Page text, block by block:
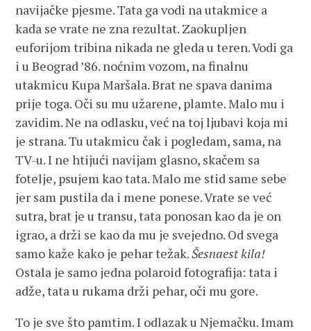
navijačke pjesme. Tata ga vodi na utakmice a
kada se vrate ne zna rezultat. Zaokupljen
euforijom tribina nikada ne gleda u teren. Vodi ga
i u Beograd ’86. noćnim vozom, na finalnu
utakmicu Kupa Maršala. Brat ne spava danima
prije toga. Oči su mu užarene, plamte. Malo mu i
zavidim. Ne na odlasku, već na toj ljubavi koja mi
je strana. Tu utakmicu čak i pogledam, sama, na
TV-u. I ne htijući navijam glasno, skačem sa
fotelje, psujem kao tata. Malo me stid same sebe
jer sam pustila da i mene ponese. Vrate se već
sutra, brat je u transu, tata ponosan kao da je on
igrao, a drži se kao da mu je svejedno. Od svega
samo kaže kako je pehar težak.Šesnaest kila!
Ostala je samo jedna polaroid fotografija: tata i
adže, tata u rukama drži pehar, oči mu gore.
To je sve što pamtim. I odlazak u Njemačku. Imam